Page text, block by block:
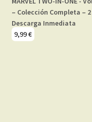
– Colección Completa –
Descarga Inmediata
9,99€